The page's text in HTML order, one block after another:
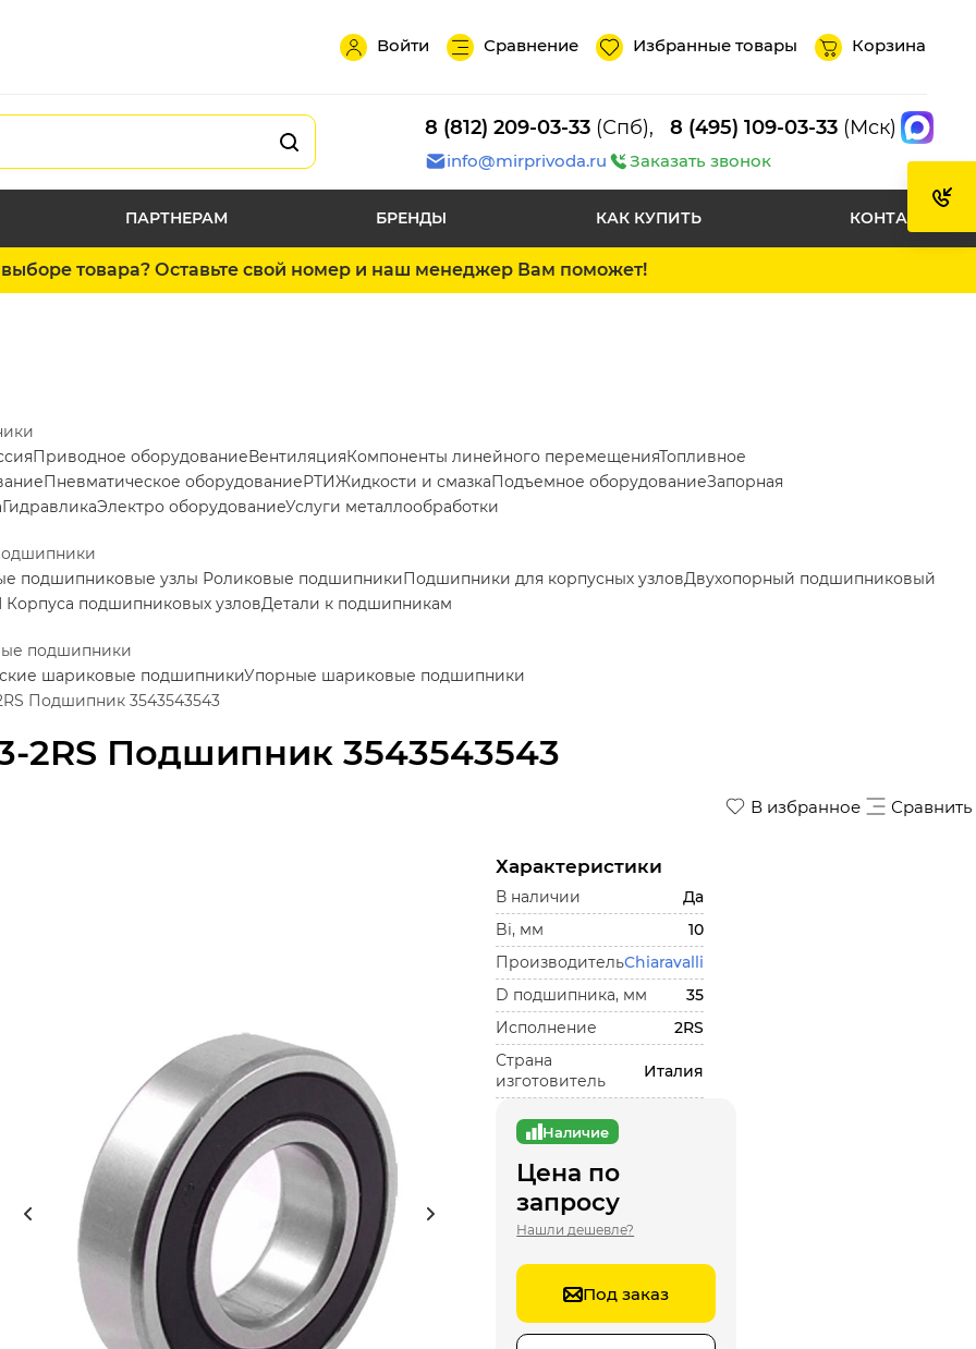
Войти Сравнение Избранные товары Корзина
8 (812) 209-03-33 (Спб), 8 (495) 109-03-33 (Мск)
info@mirprivoda.ru Заказать звонок
ПАРТНЕРАМ БРЕНДЫ КАК КУПИТЬ КОНТАКТЫ
товара? Оставьте свой номер и наш менеджер Вам поможет!
2RS Подшипник 3543543543
Приводное оборудованиеВентиляцияКомпоненты линейного перемещенияТопливное
Пневматическое оборудованиеРТИЖидкости и смазкаПодъемное оборудованиеЗапорная
ГидравликаЭлектро оборудованиеУслуги металлообработки
подшипниковые узлы Роликовые подшипникиПодшипники для корпусных узловДвухопорный подшипниковый
Корпуса подшипниковых узловДетали к подшипникам
подшипники
шариковые подшипникиУпорные шариковые подшипники
Подшипник 3543543543
В избранное Сравнить
Характеристики
В наличии
Да
Bi, мм
10
ПроизводительChiaravalli
D подшипника, мм
35
Исполнение
2RS
Страна
изготовитель
Италия
Наличие
Цена по
запросу
Нашли дешевле?
Под заказ